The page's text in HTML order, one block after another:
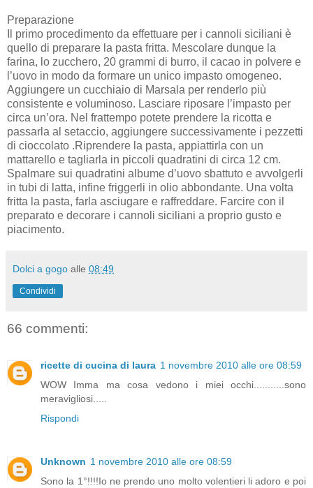
Preparazione
Il primo procedimento da effettuare per i cannoli siciliani è
quello di preparare la pasta fritta. Mescolare dunque la
farina, lo zucchero, 20 grammi di burro, il cacao in polvere e
l’uovo in modo da formare un unico impasto omogeneo.
Aggiungere un cucchiaio di Marsala per renderlo più
consistente e voluminoso. Lasciare riposare l’impasto per
circa un’ora. Nel frattempo potete prendere la ricotta e
passarla al setaccio, aggiungere successivamente i pezzetti
di cioccolato .Riprendere la pasta, appiattirla con un
mattarello e tagliarla in piccoli quadratini di circa 12 cm.
Spalmare sui quadratini albume d’uovo sbattuto e avvolgerli
in tubi di latta, infine friggerli in olio abbondante. Una volta
fritta la pasta, farla asciugare e raffreddare. Farcire con il
preparato e decorare i cannoli siciliani a proprio gusto e
piacimento.
Dolci a gogo alle 08:49
Condividi
66 commenti:
ricette di cucina di laura 1 novembre 2010 alle ore 08:59
WOW Imma ma cosa vedono i miei occhi...........sono
meravigliosi.....
Rispondi
Unknown 1 novembre 2010 alle ore 08:59
Sono la 1°!!!!Io ne prendo uno molto volentieri li adoro e poi